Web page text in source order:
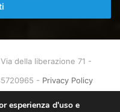
della liberazione 71 -
- Privacy Policy
esperienza d'uso e